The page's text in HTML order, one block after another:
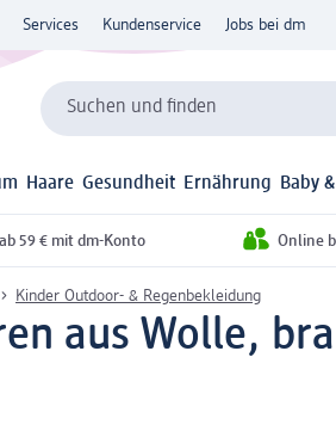
Services Kundenservice Jobs bei dm
Suchen und finden
Haare Gesundheit Ernährung Baby
59 € mit dm-Konto Online
Kinder Outdoor- & Regenbekleidung
aus Wolle,